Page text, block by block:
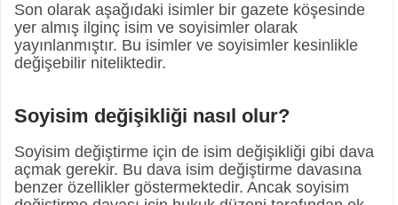
Son olarak aşağıdaki isimler bir gazete köşesinde
yer almış ilginç isim ve soyisimler olarak
yayınlanmıştır. Bu isimler ve soyisimler kesinlikle
değişebilir niteliktedir.
Soyisim değişikliği nasıl olur?
Soyisim değiştirme için de isim değişikliği gibi dava
açmak gerekir. Bu dava isim değiştirme davasına
benzer özellikler göstermektedir. Ancak soyisim